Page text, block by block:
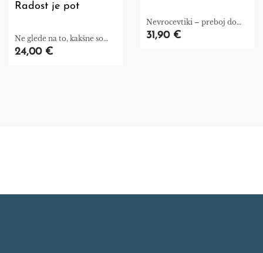
Radost je pot
Ne glede na to, kakšne so
vaše trenutne okoliščine,
24,00 €
Nevrocevtiki – preboj do
brezčasne lepote
31,90 €